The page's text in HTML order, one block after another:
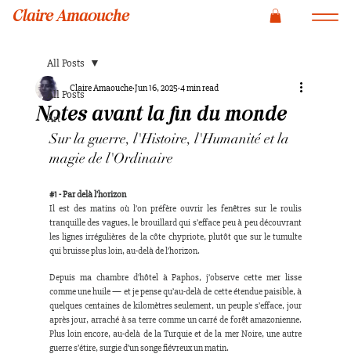
Claire Amaouche
All Posts
Art
All Posts
Notes avant la fin du monde
Claire Amaouche Jun 16, 2025 4 min read
Sur la guerre, l'Histoire, l'Humanité et la
magie de l'Ordinaire
#1 - Par delà l’horizon
Il est des matins où l’on préfère ouvrir les fenêtres sur le roulis
tranquille des vagues, le brouillard qui s’efface peu à peu découvrant
les lignes irrégulières de la côte chypriote, plutôt que sur le tumulte
qui bruisse plus loin, au-delà de l’horizon.
Depuis ma chambre d’hôtel à Paphos, j’observe cette mer lisse
comme une huile — et je pense qu’au-delà de cette étendue paisible, à
quelques centaines de kilomètres seulement, un peuple s’efface, jour
après jour, arraché à sa terre comme un carré de forêt amazonienne.
Plus loin encore, au-delà de la Turquie et de la mer Noire, une autre
guerre s’étire, surgie d’un songe fiévreux un matin.